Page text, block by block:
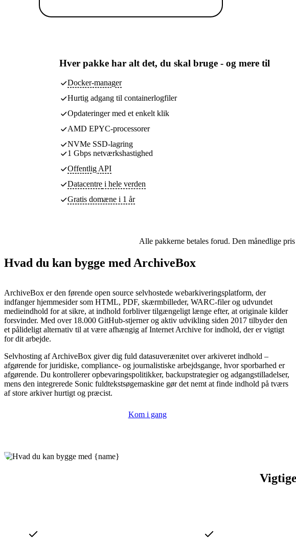
Hver pakke har alt det, du skal bruge - og mere til
Docker-manager
Hurtig adgang til containerlogfiler
Opdateringer med et enkelt klik
AMD EPYC-processorer
NVMe SSD-lagring
1 Gbps netværkshastighed
Offentlig API
Datacentre i hele verden
Gratis domæne i 1 år
Alle pakkerne betales forud. Den månedlige
Hvad du kan bygge med ArchiveBox
ArchiveBox er den førende open source selvhostede webarkiveringsplatform, der
indfanger hjemmesider som HTML, PDF, skærmbilleder, WARC-filer og udvundet
medieindhold for at sikre, at indhold forbliver tilgængeligt længe efter, at originale kilder
forsvinder. Med over 18.000 GitHub-stjerner og aktiv udvikling siden 2017 tilbyder den
et pålideligt alternativ til at være afhængig af Internet Archive for indhold, der er vigtigt
for dit arbejde.
Selvhosting af ArchiveBox giver dig fuld datasuverænitet over arkiveret indhold –
afgørende for juridiske, compliance- og journalistiske arbejdsgange, hvor sporbarhed er
afgørende. Du kontrollerer opbevaringspolitikker, backupstrategier og adgangstilladelser,
mens den integrerede Sonic fuldtekstsøgemaskine gør det nemt at finde indhold på tværs
af store arkiver hurtigt og præcist.
Kom i gang